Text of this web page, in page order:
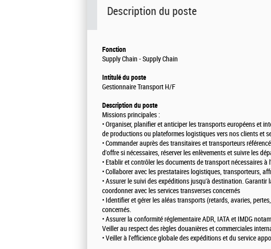
Description du poste
Fonction
Supply Chain - Supply Chain
Intitulé du poste
Gestionnaire Transport H/F
Description du poste
Missions principales :
• Organiser, planifier et anticiper les transports européens et
de productions ou plateformes logistiques vers nos clients et
• Commander auprès des transitaires et transporteurs
d'offre si nécessaires, réserver les enlèvements et suivre les
• Etablir et contrôler les documents de transport nécessaires à
• Collaborer avec les prestataires logistiques, transporteurs,
• Assurer le suivi des expéditions jusqu'à destination.
coordonner avec les services transverses concernés
• Identifier et gérer les aléas transports (retards, avaries,
concernés.
• Assurer la conformité réglementaire ADR, IATA et IMDG
Veiller au respect des règles douanières et commerciales
• Veiller à l'efficience globale des expéditions et du service